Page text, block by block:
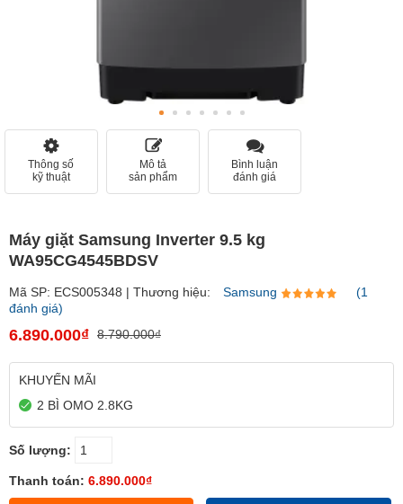
Thông số
kỹ thuật
Mô tả
sản phẩm
Bình luận
đánh giá
Máy giặt Samsung Inverter 9.5 kg
WA95CG4545BDSV
Mã SP: ECS005348 | Thương hiệu: Samsung
(1
đánh giá)
6.890.000₫ 8.790.000₫
KHUYẾN MÃI
2 BÌ OMO 2.8KG
Số lượng:
Thanh toán: 6.890.000₫